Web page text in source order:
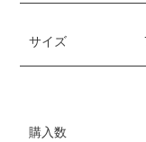
サイズ
購入数